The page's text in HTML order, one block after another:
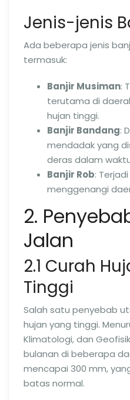
Jenis-jenis
Ada beberapa jenis
termasuk:
Banjir Musiman:
terutama di
hujan tinggi.
Banjir Bandang:
mendadak yang
deras dalam
Banjir Rob:
menggenangi
2.
Jalan
2.1 Curah
Tinggi
Salah satu penyebab
hujan yang tinggi.
Klimatologi, dan
bulanan di beberapa
mencapai 300 mm,
batas normal.